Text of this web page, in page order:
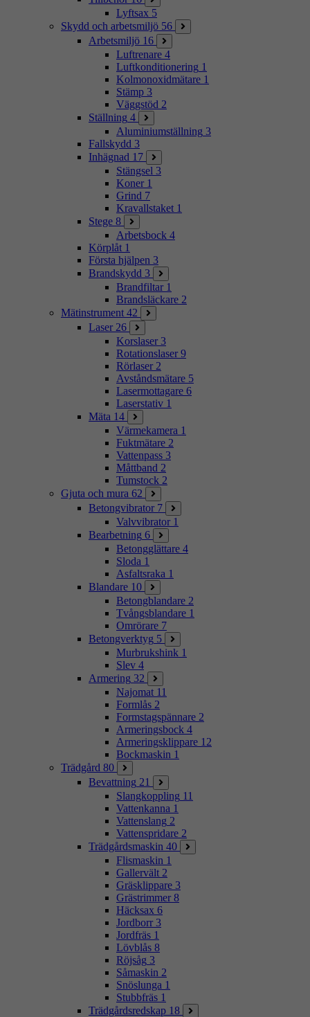
Lyftsax 5
Skydd och arbetsmiljö 56
Arbetsmiljö 16
Luftrenare 4
Luftkonditionering 1
Kolmonoxidmätare 1
Stämp 3
Väggstöd 2
Ställning 4
Aluminiumställning 3
Fallskydd 3
Inhägnad 17
Stängsel 3
Koner 1
Grind 7
Kravallstaket 1
Stege 8
Arbetsbock 4
Körplåt 1
Första hjälpen 3
Brandskydd 3
Brandfiltar 1
Brandsläckare 2
Mätinstrument 42
Laser 26
Korslaser 3
Rotationslaser 9
Rörlaser 2
Avståndsmätare 5
Lasermottagare 6
Laserstativ 1
Mäta 14
Värmekamera 1
Fuktmätare 2
Vattenpass 3
Måttband 2
Tumstock 2
Gjuta och mura 62
Betongvibrator 7
Valvvibrator 1
Bearbetning 6
Betongglättare 4
Sloda 1
Asfaltsraka 1
Blandare 10
Betongblandare 2
Tvångsblandare 1
Omrörare 7
Betongverktyg 5
Murbrukshink 1
Slev 4
Armering 32
Najomat 11
Formlås 2
Formstagspännare 2
Armeringsbock 4
Armeringsklippare 12
Bockmaskin 1
Trädgård 80
Bevattning 21
Slangkoppling 11
Vattenkanna 1
Vattenslang 2
Vattenspridare 2
Trädgårdsmaskin 40
Flismaskin 1
Gallervält 2
Gräsklippare 3
Grästrimmer 8
Häcksax 6
Jordborr 3
Jordfräs 1
Lövblås 8
Röjsåg 3
Såmaskin 2
Snöslunga 1
Stubbfräs 1
Trädgårdsredskap 18